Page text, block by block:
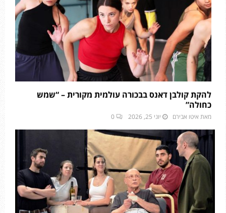
להקת קולבן דאנס בבכורה עולמית מקורית – “שמש
כחולה”
מאת איטו אבירם יוני 25, 2026 0